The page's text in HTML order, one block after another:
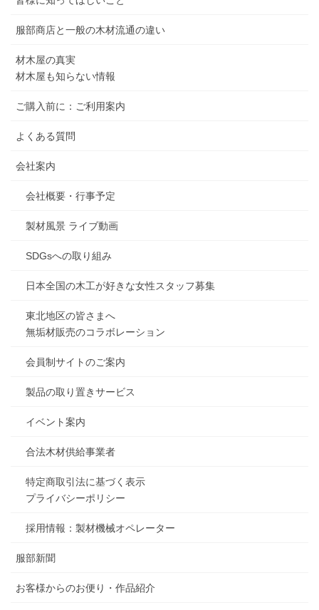
服部商店と一般の木材流通の違い
材木屋の真実
材木屋も知らない情報
ご購入前に：ご利用案内
よくある質問
会社案内
会社概要・行事予定
製材風景 ライブ動画
SDGsへの取り組み
日本全国の木工が好きな女性スタッフ募集
東北地区の皆さまへ
無垢材販売のコラボレーション
会員制サイトのご案内
製品の取り置きサービス
イベント案内
合法木材供給事業者
特定商取引法に基づく表示
プライバシーポリシー
採用情報：製材機械オペレーター
服部新聞
お客様からのお便り・作品紹介